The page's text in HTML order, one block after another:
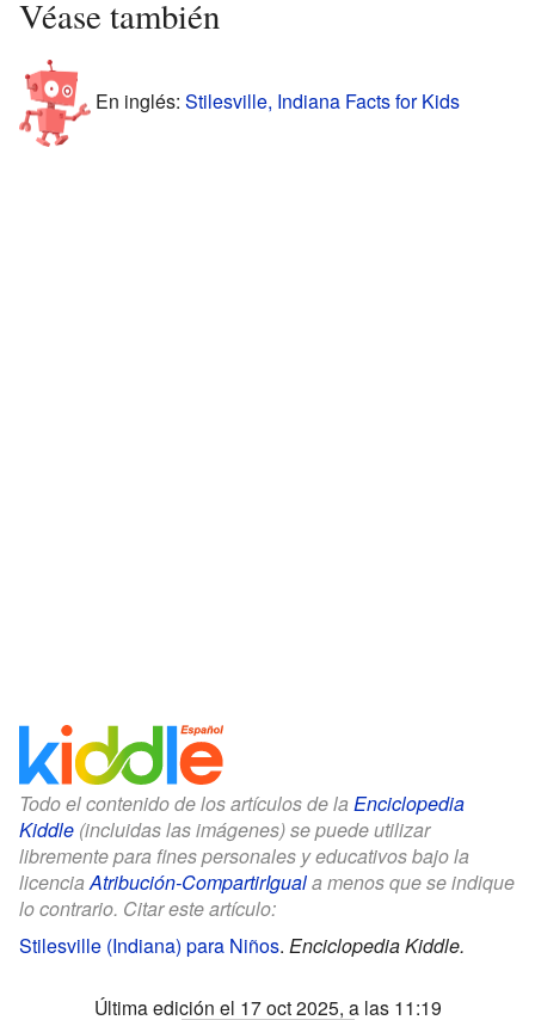
Véase también
En inglés: Stilesville, Indiana Facts for Kids
Todo el contenido de los artículos de la Enciclopedia
Kiddle (incluidas las imágenes) se puede utilizar
libremente para fines personales y educativos bajo la
licenciaAtribución-CompartirIguala menos que se indique
lo contrario. Citar este artículo:
Stilesville (Indiana) para Niños. Enciclopedia Kiddle.
Última edición el 17 oct 2025, a las 11:19